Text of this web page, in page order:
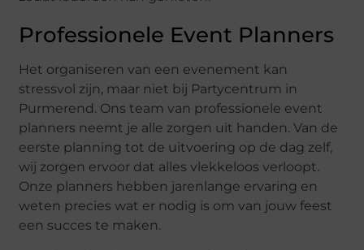
Professionele Event Planners
Het organiseren van een evenement kan
stressvol zijn, maar niet bij Partycentrum in
Purmerend. Ons team van professionele event
planners neemt je alle zorgen uit handen. Van de
eerste planning tot de uitvoering op de dag zelf,
wij zorgen ervoor dat alles vlekkeloos verloopt.
Onze planners hebben jarenlange ervaring en
weten precies wat er nodig is om van jouw feest
een succes te maken.